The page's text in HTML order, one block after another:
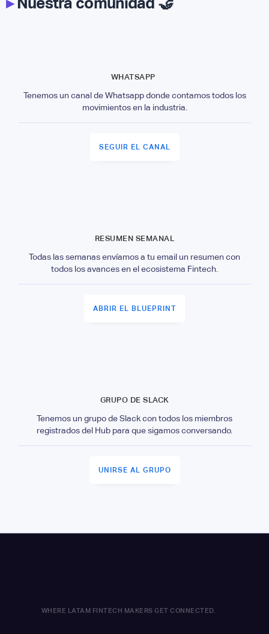
WHATSAPP
Tenemos un canal de Whatsapp donde contamos todos los
movimientos en la industria.
SEGUIR EL CANAL
RESUMEN SEMANAL
Todas las semanas envíamos a tu email un resumen con
todos los avances en el ecosistema Fintech.
ABRIR EL BLUEPRINT
GRUPO DE SLACK
Tenemos un grupo de Slack con todos los miembros
registrados del Hub para que sigamos conversando.
UNIRSE AL GRUPO
WHERE LATAM FINTECH MAKERS GET CONNECTED.